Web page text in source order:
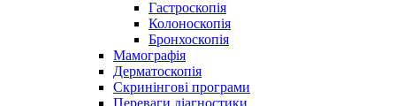
Гастроскопія
Колоноскопія
Бронхоскопія
Мамографія
Дерматоскопія
Скринінгові програми
Переваги діагностики